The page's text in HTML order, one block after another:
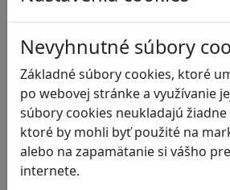
Nevyhnutné súbory
Základné súbory cookies, ktoré
po webovej stránke a využívanie
súbory cookies neukladajú
ktoré by mohli byť použité na
alebo na zapamätanie si vášho
internete.
Kreativita
Kritické myslenie
Kyberšikana
Logické myslenie
Ľudské práva a tolerancia
Motorika a koncentrácia
Programovanie/Technika